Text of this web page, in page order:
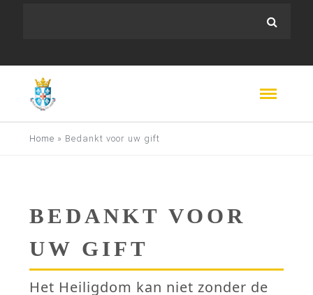
Home » Bedankt voor uw gift
BEDANKT VOOR
UW GIFT
Het Heiligdom kan niet zonder de